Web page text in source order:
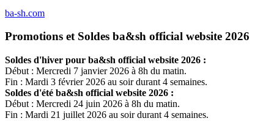
ba-sh.com
Promotions et Soldes ba&sh official website 2026
Soldes d'hiver pour ba&sh official website 2026 :
Début : Mercredi 7 janvier 2026 à 8h du matin.
Fin : Mardi 3 février 2026 au soir durant 4 semaines.
Soldes d'été ba&sh official website 2026 :
Début : Mercredi 24 juin 2026 à 8h du matin.
Fin : Mardi 21 juillet 2026 au soir durant 4 semaines.